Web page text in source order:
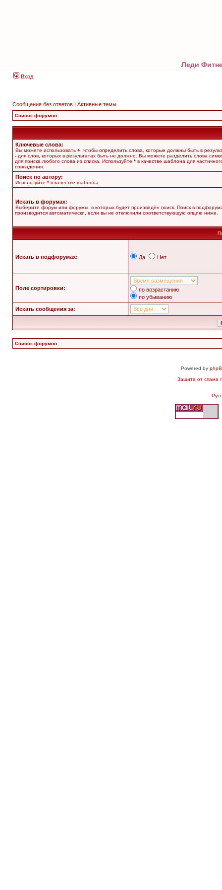
Леди
Вход
Сообщения без ответов | Активные темы
Список форумов
Ключевые слова:
Вы можете использовать + , чтобы определить слова, которые должны быть в
- для слов, которых в результатах быть не должно. Вы можете разделить слова
для поиска любого слова из списка. Используйте * в качестве шаблона для
совпадения.
Поиск по автору:
Используйте * в качестве шаблона.
Искать в форумах:
Выберите форум или форумы, в которых будет произведён поиск. Поиск в
производится автоматически, если вы не отключили соответствующую опцию ниже.
Искать в подфорумах: Да Нет
Поле сортировки:
по возрастанию
по убыванию
Искать сообщения за:
Список форумов
Powered by
Защита от спама